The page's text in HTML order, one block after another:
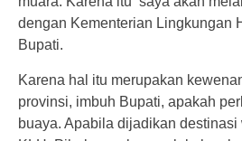
dengan Kementerian Lingkungan
Bupati.
Karena hal itu merupakan
provinsi, imbuh Bupati, apakah
buaya. Apabila dijadikan